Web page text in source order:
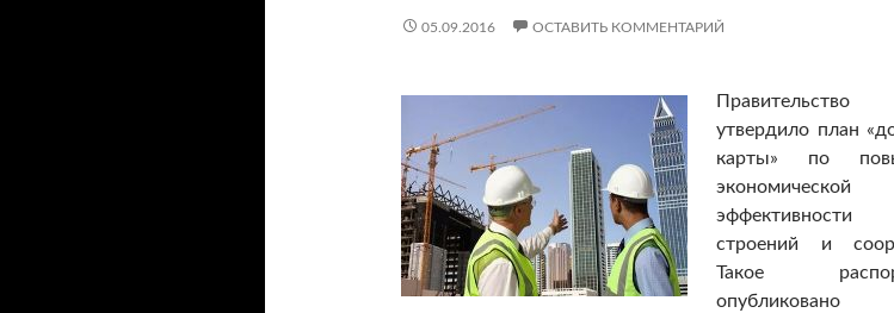
05.09.2016 ОСТАВИТЬ КОММЕНТАРИЙ
Правительство
утвердило план
карты» по
экономической
эффективности
строений и
Такое